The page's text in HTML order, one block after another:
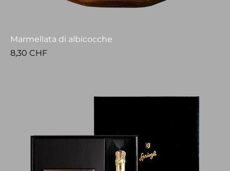
Marmellata di albicocche
Prezzo
8,30 CHF